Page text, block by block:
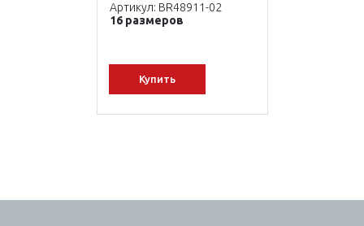
Артикул: BR48911-02
16 размеров
Купить